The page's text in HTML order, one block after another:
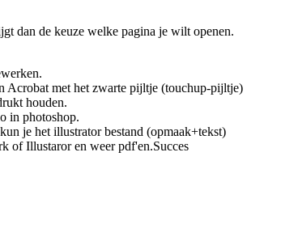
dan de keuze welke pagina je wilt openen.
Acrobat met het zwarte pijltje (touchup-pijltje)
houden.
in photoshop.
je het illustrator bestand (opmaak+tekst)
of Illustaror en weer pdf'en.Succes